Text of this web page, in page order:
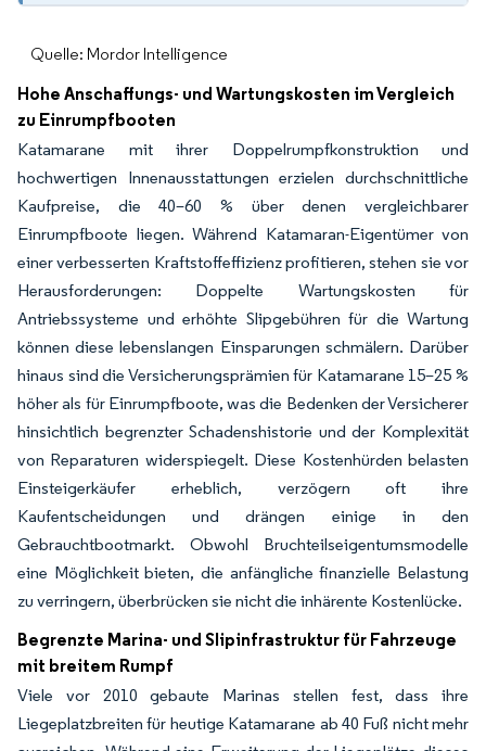
Quelle: Mordor Intelligence
Hohe Anschaffungs- und Wartungskosten im Vergleich
zu Einrumpfbooten
Katamarane mit ihrer Doppelrumpfkonstruktion und
hochwertigen Innenausstattungen erzielen durchschnittliche
Kaufpreise, die 40–60 % über denen vergleichbarer
Einrumpfboote liegen. Während Katamaran-Eigentümer von
einer verbesserten Kraftstoffeffizienz profitieren, stehen sie vor
Herausforderungen: Doppelte Wartungskosten für
Antriebssysteme und erhöhte Slipgebühren für die Wartung
können diese lebenslangen Einsparungen schmälern. Darüber
hinaus sind die Versicherungsprämien für Katamarane 15–25 %
höher als für Einrumpfboote, was die Bedenken der Versicherer
hinsichtlich begrenzter Schadenshistorie und der Komplexität
von Reparaturen widerspiegelt. Diese Kostenhürden belasten
Einsteigerkäufer erheblich, verzögern oft ihre
Kaufentscheidungen und drängen einige in den
Gebrauchtbootmarkt. Obwohl Bruchteilseigentumsmodelle
eine Möglichkeit bieten, die anfängliche finanzielle Belastung
zu verringern, überbrücken sie nicht die inhärente Kostenlücke.
Begrenzte Marina- und Slipinfrastruktur für Fahrzeuge
mit breitem Rumpf
Viele vor 2010 gebaute Marinas stellen fest, dass ihre
Liegeplatzbreiten für heutige Katamarane ab 40 Fuß nicht mehr